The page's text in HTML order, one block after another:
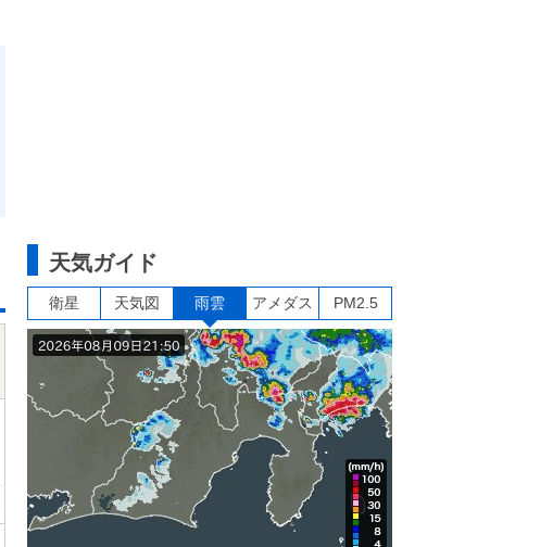
天気ガイド
衛星 天気図 雨雲 アメダス PM2.5